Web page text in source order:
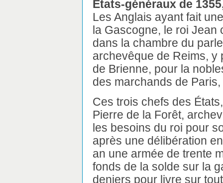
États-généraux de
Les Anglais ayant fait
la Gascogne, le roi Jean
dans la chambre du
archevêque de Reims, y
de Brienne, pour la
des marchands de
Ces trois chefs des
Pierre de la Forêt,
les besoins du roi pour
après une délibération
an une armée de trente
fonds de la solde sur la
deniers pour livre sur